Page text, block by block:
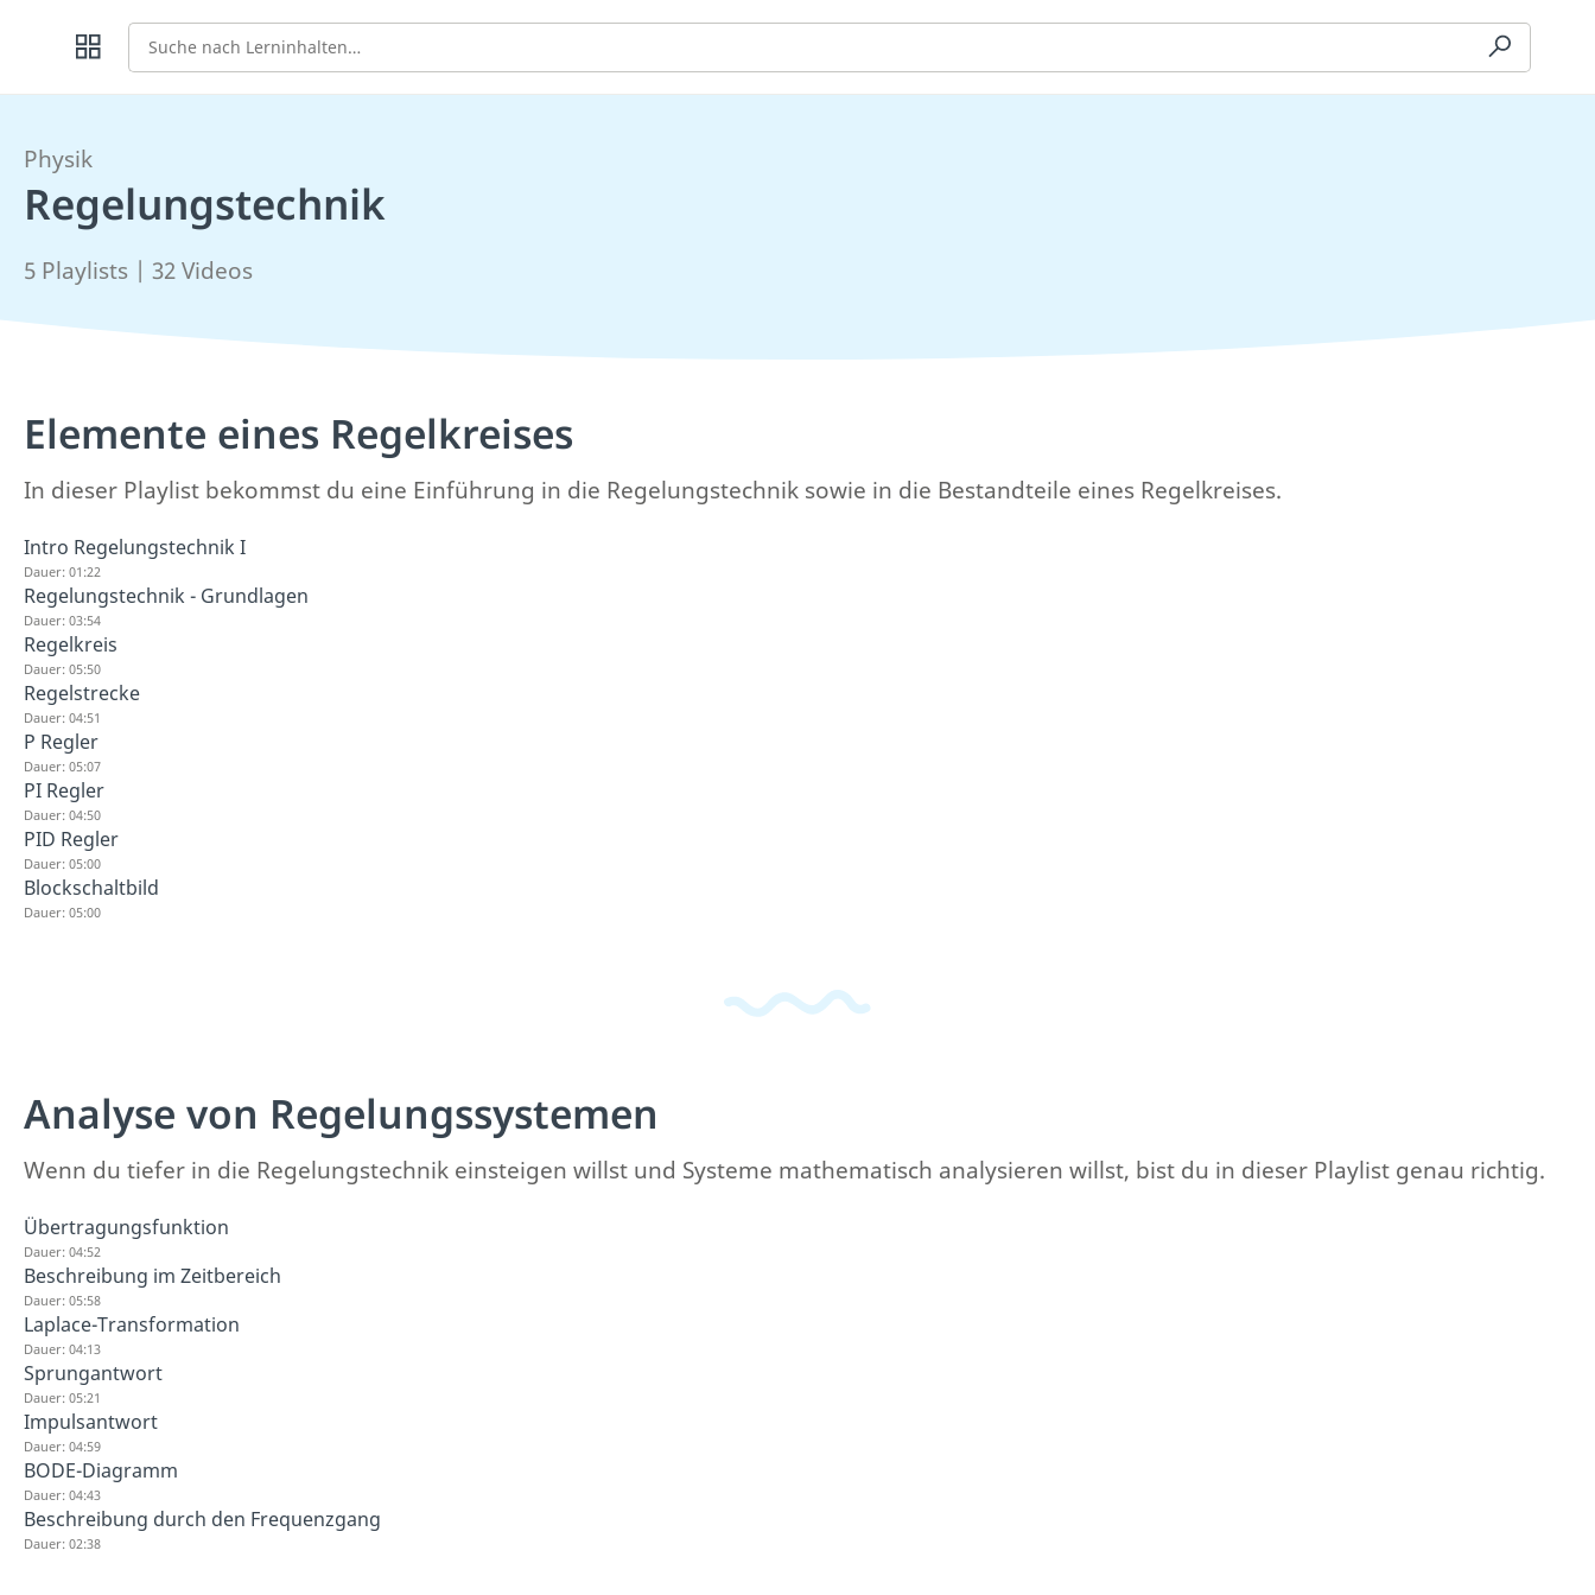
Suche
Physik
Regelungstechnik
5 Playlists | 32 Videos
Elemente eines Regelkreises
In dieser Playlist bekommst du eine Einführung in die Regelungstechnik sowie in die Bestandteile eines Regelkreises.
Intro Regelungstechnik I
Dauer: 01:22
Regelungstechnik - Grundlagen
Dauer: 03:54
Regelkreis
Dauer: 05:50
Regelstrecke
Dauer: 04:51
P Regler
Dauer: 05:07
PI Regler
Dauer: 04:50
PID Regler
Dauer: 05:00
Blockschaltbild
Dauer: 05:00
Analyse von Regelungssystemen
Wenn du tiefer in die Regelungstechnik einsteigen willst und Systeme mathematisch analysieren willst, bist du in dieser Playlist genau richtig.
Übertragungsfunktion
Dauer: 04:52
Beschreibung im Zeitbereich
Dauer: 05:58
Laplace-Transformation
Dauer: 04:13
Sprungantwort
Dauer: 05:21
Impulsantwort
Dauer: 04:59
BODE-Diagramm
Dauer: 04:43
Beschreibung durch den Frequenzgang
Dauer: 02:38